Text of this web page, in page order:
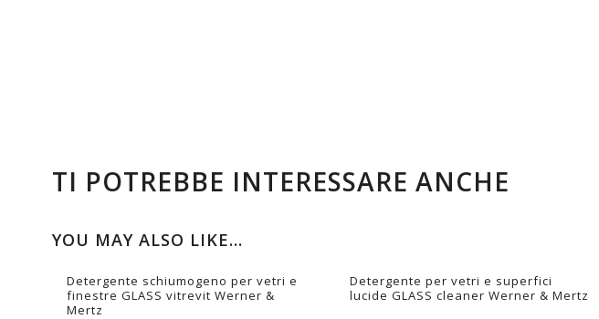
TI POTREBBE INTERESSARE ANCHE
YOU MAY ALSO LIKE…
Detergente schiumogeno per vetri e
finestre GLASS vitrevit Werner &
Mertz
Detergente per vetri e superfici
lucide GLASS cleaner Werner & Mertz